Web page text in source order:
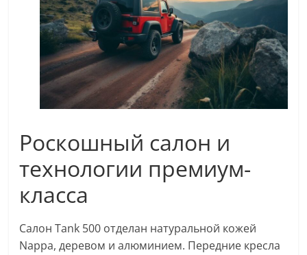
Роскошный салон и
технологии премиум-
класса
Салон Tank 500 отделан натуральной кожей
Nappa, деревом и алюминием. Передние кресла